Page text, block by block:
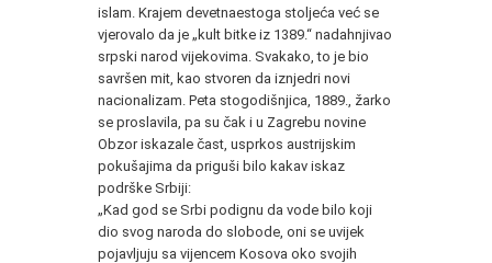
islam. Krajem devetnaestoga stoljeća već se
vjerovalo da je „kult bitke iz 1389.“ nadahnjivao
srpski narod vijekovima. Sva­kako, to je bio
savršen mit, kao stvoren da iznjedri novi
naciona­lizam. Peta stogodišnjica, 1889., žarko
se proslavila, pa su čak i u Zagrebu novine
Obzor iskazale čast, usprkos austrijskim
poku­šajima da priguši bilo kakav iskaz
podrške Srbiji:
„Kad god se Srbi podignu da vode bilo koji
dio svog naroda do slobode, oni se uvijek
pojavljuju sa vijencem Kosova oko svo­jih